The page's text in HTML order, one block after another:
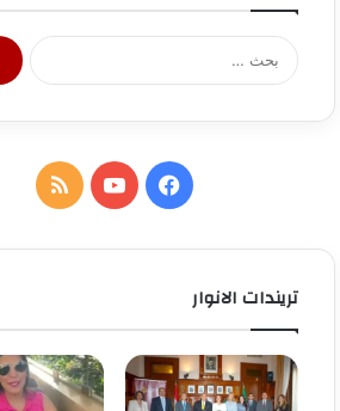
البحث
عن:
فيسبوكيوتيوبملخص
تريندات الانوار